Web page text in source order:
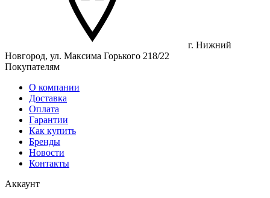
г. Нижний
Новгород, ул. Максима Горького 218/22
Покупателям
О компании
Доставка
Оплата
Гарантии
Как купить
Бренды
Новости
Контакты
Аккаунт